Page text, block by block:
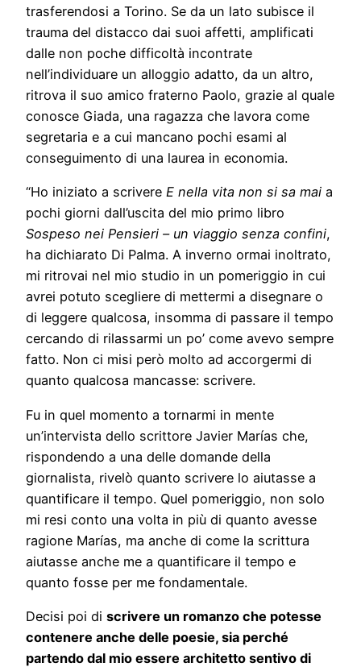
trasferendosi a Torino. Se da un lato subisce il
trauma del distacco dai suoi affetti, amplificati
dalle non poche difficoltà incontrate
nell’individuare un alloggio adatto, da un altro,
ritrova il suo amico fraterno Paolo, grazie al quale
conosce Giada, una ragazza che lavora come
segretaria e a cui mancano pochi esami al
conseguimento di una laurea in economia.
“Ho iniziato a scrivere E nella vita non si sa mai a
pochi giorni dall’uscita del mio primo libro
Sospeso nei Pensieri – un viaggio senza confini,
ha dichiarato Di Palma. A inverno ormai inoltrato,
mi ritrovai nel mio studio in un pomeriggio in cui
avrei potuto scegliere di mettermi a disegnare o
di leggere qualcosa, insomma di passare il tempo
cercando di rilassarmi un po’ come avevo sempre
fatto. Non ci misi però molto ad accorgermi di
quanto qualcosa mancasse: scrivere.
Fu in quel momento a tornarmi in mente
un’intervista dello scrittore Javier Marías che,
rispondendo a una delle domande della
giornalista, rivelò quanto scrivere lo aiutasse a
quantificare il tempo. Quel pomeriggio, non solo
mi resi conto una volta in più di quanto avesse
ragione Marías, ma anche di come la scrittura
aiutasse anche me a quantificare il tempo e
quanto fosse per me fondamentale.
Decisi poi di scrivere un romanzo che potesse
contenere anche delle poesie, sia perché
partendo dal mio essere architetto sentivo di